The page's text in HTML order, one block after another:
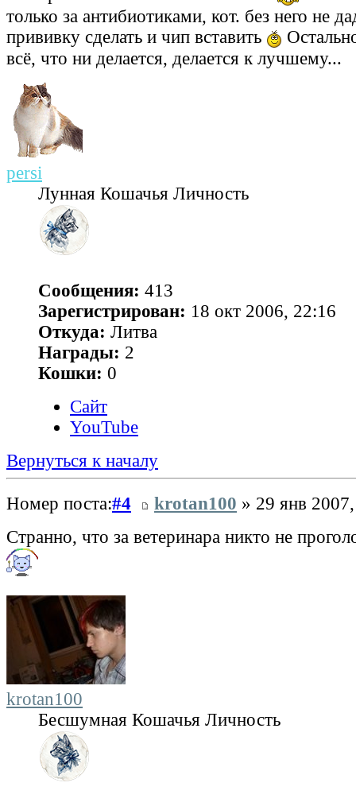
только за антибиотиками, кот. без него не
прививку сделать и чип вставить
всё, что ни делается, делается к лучшему...
persi
Лунная Кошачья Личность
Сообщения: 413
Зарегистрирован: 18 окт 2006, 22:16
Откуда: Литва
Награды: 2
Кошки: 0
Сайт
YouTube
Вернуться к началу
Номер поста:#4 krotan100 » 29 янв
Странно, что за ветеринара никто не
krotan100
Бесшумная Кошачья Личность